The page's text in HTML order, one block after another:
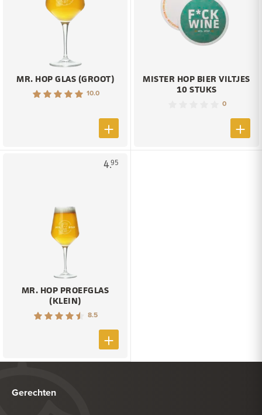
MR. HOP GLAS (GROOT)
10.0
MISTER HOP BIER VILTJES
10 STUKS
0
4.95
MR. HOP PROEFGLAS
(KLEIN)
8.5
Gerechten